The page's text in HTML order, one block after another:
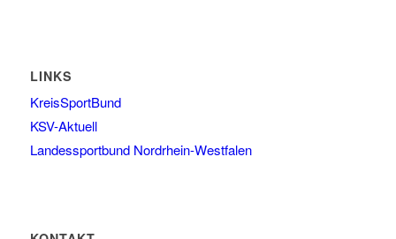
LINKS
KreisSportBund
KSV-Aktuell
Landessportbund Nordrhein-Westfalen